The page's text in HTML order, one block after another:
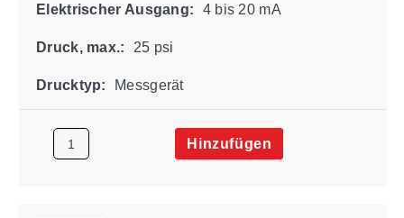
Elektrischer Ausgang: 4 bis 20 mA
Druck, max.: 25 psi
Drucktyp: Messgerät
Hinzufügen